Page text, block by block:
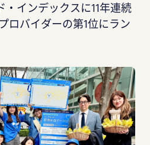
・インデックスに11年連続
ロバイダーの第1位にラン